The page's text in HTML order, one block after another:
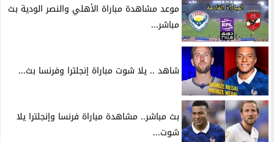
موعد مشاهدة مباراة الأهلي والنصر الودية بث
مباشر...
شاهد .. يلا شوت مباراة إنجلترا وفرنسا بث...
بث مباشر.. مشاهدة مباراة فرنسا وإنجلترا يلا
شوت...